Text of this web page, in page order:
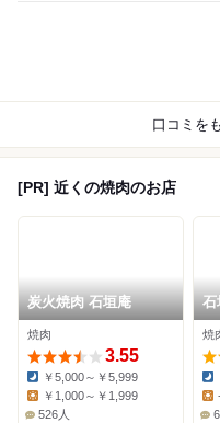
口コミを
[PR] 近くの焼肉のお店
炭火焼肉 石垣庵
焼肉
3.55
Dinner:
￥5,000～￥5,999
￥1,000～￥1,999
526人
石
焼